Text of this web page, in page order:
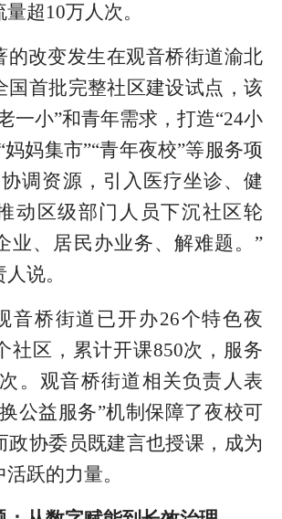
超10万人次。
的改变发生在观音桥街道渝北
国首批完整社区建设试点，该
一小”和青年需求，打造“24小
妈妈集市”“青年夜校”等服务项
调资源，引入医疗坐诊、健
动区级部门人员下沉社区轮
业、居民办业务、解难题。”
说。
音桥街道已开办26个特色夜
社区，累计开课850次，服务
。观音桥街道相关负责人表
公益服务”机制保障了夜校可
政协委员既建言也授课，成为
跃的力量。